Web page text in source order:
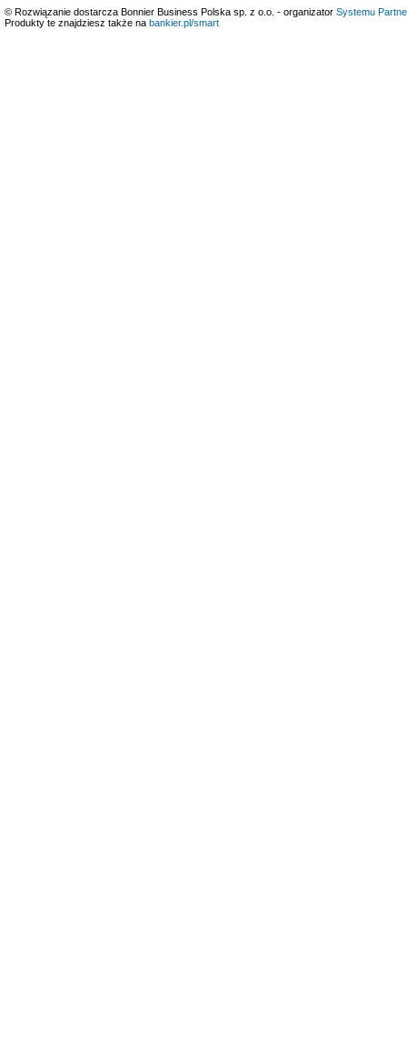
© Rozwiązanie dostarcza Bonnier Business Polska sp. z o.o. - organizator Systemu
Produkty te znajdziesz także na bankier.pl/smart